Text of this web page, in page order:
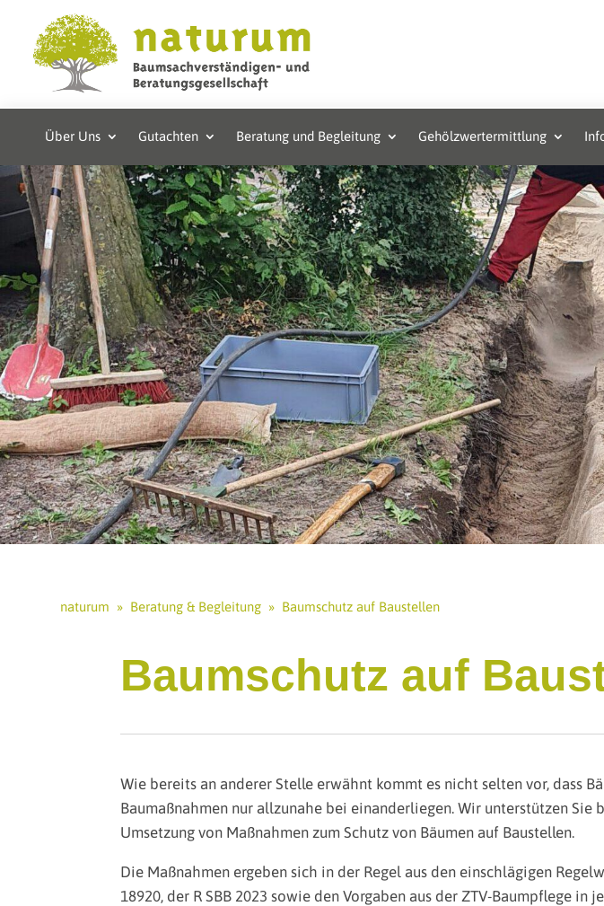
Über Uns Gutachten Beratung und Begleitung Gehölzwertermittlung
naturum » Beratung & Begleitung » Baumschutz auf Baustellen
Baumschutz auf
Wie bereits an anderer Stelle erwähnt kommt es nicht selten vor, dass
Baumaßnahmen nur allzunahe bei einanderliegen. Wir unterstützen Sie
Umsetzung von Maßnahmen zum Schutz von Bäumen auf Baustellen.
Die Maßnahmen ergeben sich in der Regel aus den einschlägigen
18920, der R SBB 2023 sowie den Vorgaben aus der ZTV-Baumpflege in